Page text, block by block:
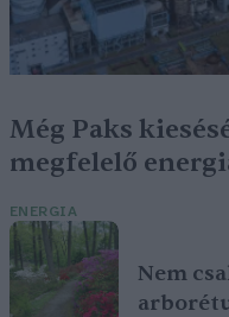
Még Paks
megfelelő
ENERGIA
Nem